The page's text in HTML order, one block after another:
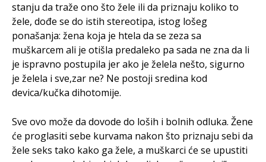
stanju da traže ono što žele ili da priznaju koliko to
žele, dođe se do istih stereotipa, istog lošeg
ponašanja: žena koja je htela da se zeza sa
muškarcem ali je otišla predaleko pa sada ne zna da li
je ispravno postupila jer ako je želela nešto, sigurno
je želela i sve,zar ne? Ne postoji sredina kod
devica/kučka dihotomije.
Sve ovo može da dovode do loših i bolnih odluka. Žene
će proglasiti sebe kurvama nakon što priznaju sebi da
žele seks tako kako ga žele, a muškarci će se upustiti